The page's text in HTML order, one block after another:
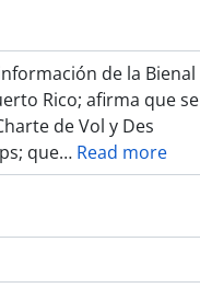
de la Bienal
Rico; afirma que se
de Vol y Des
que… Read more